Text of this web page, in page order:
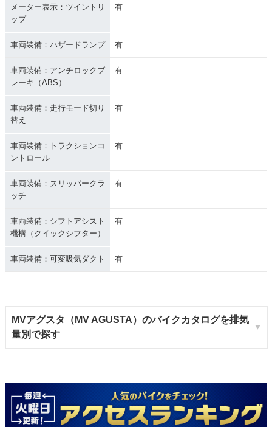
メーター表示：ツイントリ
ップ
有
車両装備：ハザードランプ 有
車両装備：アンチロックブ
レーキ（ABS）
有
車両装備：走行モード切り
替え
有
車両装備：トラクションコ
ントロール
有
車両装備：スリッパークラ
ッチ
有
車両装備：シフトアシスト
機構（クイックシフター）
有
車両装備：可変吸気ダクト 有
MVアグスタ（MV AGUSTA）のバイクカタログを排気
量別で探す